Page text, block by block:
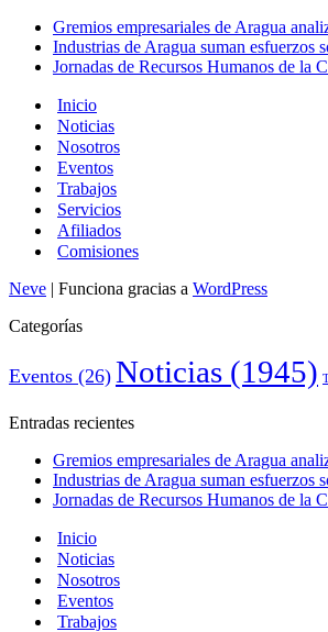
Gremios empresariales de Aragua
Industrias de Aragua suman esfuerzos
Jornadas de Recursos Humanos de la
Inicio
Noticias
Nosotros
Eventos
Trabajos
Servicios
Afiliados
Comisiones
Neve | Funciona gracias a WordPress
Categorías
Eventos (26) Noticias (1945)
Entradas recientes
Gremios empresariales de Aragua
Industrias de Aragua suman esfuerzos
Jornadas de Recursos Humanos de la
Inicio
Noticias
Nosotros
Eventos
Trabajos